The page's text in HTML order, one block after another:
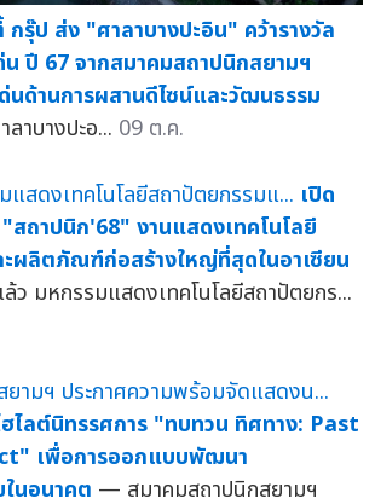
รุ๊ป ส่ง "ศาลาบางปะอิน" คว้ารางวัล
ปี 67 จากสมาคมสถาปนิกสยามฯ
นด้านการผสานดีไซน์และวัฒนธรรม
าบางปะอ... 09 ต.ค.
เปิด
สถาปนิก'68" งานแสดงเทคโนโลยี
ผลิตภัณฑ์ก่อสร้างใหญ่ที่สุดในอาเซียน
ว มหกรรมแสดงเทคโนโลยีสถาปัตยกร...
ไลต์นิทรรศการ "ทบทวน ทิศทาง: Past
เพื่อการออกแบบพัฒนา
นอนาคต — สมาคมสถาปนิกสยามฯ